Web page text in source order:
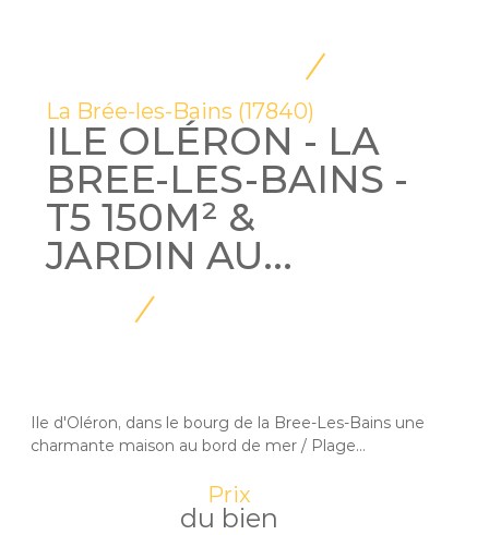
La Brée-les-Bains (17840)
ILE OLÉRON - LA
BREE-LES-BAINS -
T5 150M² &
JARDIN AU...
Ile d'Oléron, dans le bourg de la Bree-Les-Bains une
charmante maison au bord de mer / Plage...
Prix
du bien